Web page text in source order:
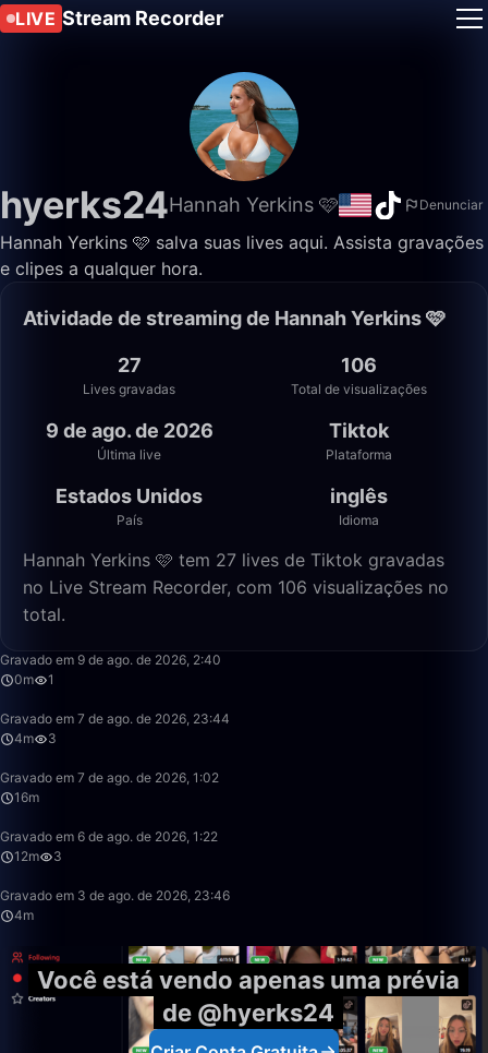
LIVE Stream Recorder
hyerks24Hannah Yerkins 🩷 Denunciar
Hannah Yerkins 🩷 salva suas lives aqui. Assista gravações
e clipes a qualquer hora.
Atividade de streaming de Hannah Yerkins 🩷
27
Lives gravadas
106
Total de visualizações
9 de ago. de 2026
Última live
Tiktok
Plataforma
Estados Unidos
País
inglês
Idioma
Hannah Yerkins 🩷 tem 27 lives de Tiktok gravadas
no Live Stream Recorder, com 106 visualizações no
total.
Gravado em 9 de ago. de 2026, 2:40
0m
1
Gravado em 7 de ago. de 2026, 23:44
4m
3
Gravado em 7 de ago. de 2026, 1:02
16m
Gravado em 6 de ago. de 2026, 1:22
12m
3
Gravado em 3 de ago. de 2026, 23:46
4m
Você está vendo apenas uma prévia
de @hyerks24